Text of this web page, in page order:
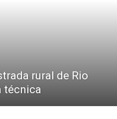
rural de Rio
técnica